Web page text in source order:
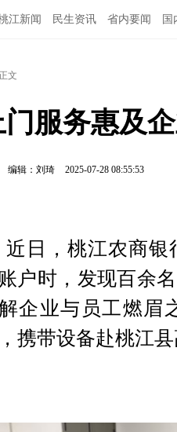
江新闻 民生资讯 省内要闻 国
正文
服务惠及
编辑：刘琦 2025-07-28 08:55:53
近日，桃江农商银
户时，发现百余
企业与员工燃眉
携带设备赴桃江